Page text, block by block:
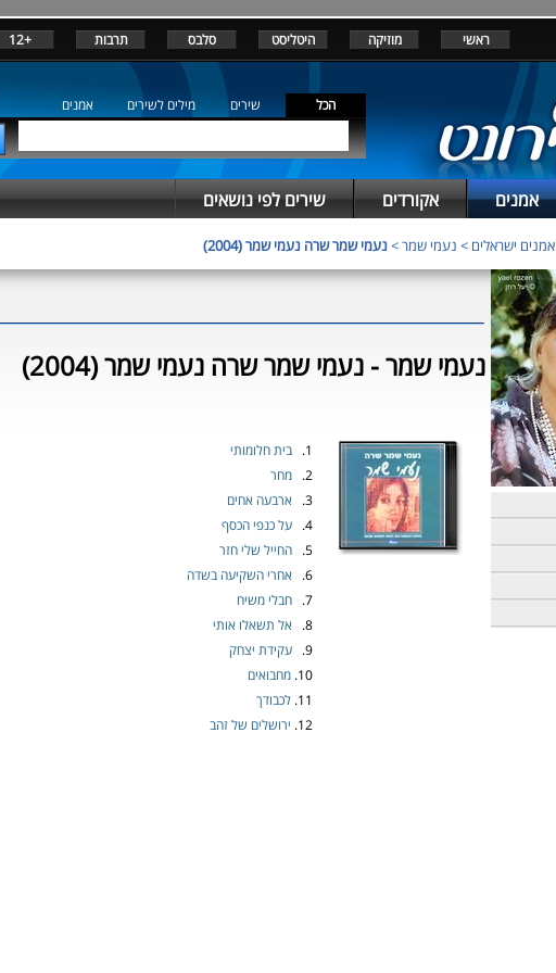
ראשי מוזיקה היטליסט סלבס תרבות +12
הכל שירים מילים לשירים אמנים
אמנים אקורדים שירים לפי נושאים
אמנים ישראלים > נעמי שמר>נעמי שמר שרה נעמי שמר (2004)
נעמי שמר - נעמי שמר שרה נעמי שמר (2004)
1.
בית חלומותי
2.
מחר
3.
ארבעה אחים
4.
על כנפי הכסף
5.
החייל שלי חזר
6.
אחרי השקיעה בשדה
7.
חבלי משיח
8.
אל תשאלו אותי
9.
עקידת יצחק
10. מחבואים
11. לכבודך
12. ירושלים של זהב